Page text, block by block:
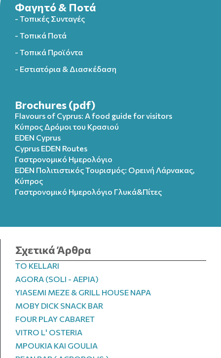
Φαγητό & Ποτά
- Τοπικές Συνταγές
- Τοπικά Ποτά
- Τοπικά Προϊόντα
- Εστιατόρια & Διασκέδαση
Brochures (pdf)
Flavours of Cyprus: A food guide for visitors
Κύπρος Δρόμοι του Κρασιού
EDEN Cyprus
Cyprus EDEN Routes
Γαστρονομικό Ημερολόγιο
EDEN Πολιτιστικός Τουρισμός: Ορεινή Λάρνακας,
Κύπρος
Γαστρονομικό Ημερολόγιo Γλυκά&Πίτες
Σχετικά Άρθρα
TO KELLARI
AGORA (SOLI - AEPIA)
YIASEMI MEZE & GRILL HOUSE NAPA
MOBY DICK SNACK BAR
FOUR PLAY CABARET
VITRO L' OSTERIA
MPOUKIA KAI GOULIA